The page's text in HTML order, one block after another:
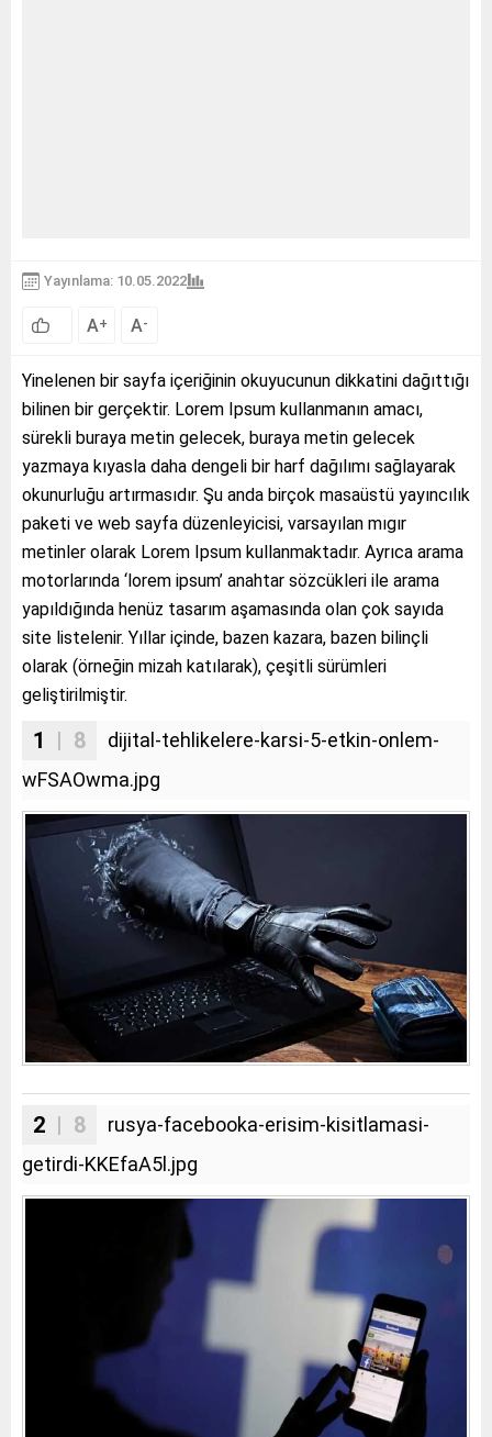
Yayınlama: 10.05.2022
A+ A-
Yinelenen bir sayfa içeriğinin okuyucunun dikkatini dağıttığı
bilinen bir gerçektir. Lorem Ipsum kullanmanın amacı,
sürekli buraya metin gelecek, buraya metin gelecek
yazmaya kıyasla daha dengeli bir harf dağılımı sağlayarak
okunurluğu artırmasıdır. Şu anda birçok masaüstü yayıncılık
paketi ve web sayfa düzenleyicisi, varsayılan mıgır
metinler olarak Lorem Ipsum kullanmaktadır. Ayrıca arama
motorlarında ‘lorem ipsum’ anahtar sözcükleri ile arama
yapıldığında henüz tasarım aşamasında olan çok sayıda
site listelenir. Yıllar içinde, bazen kazara, bazen bilinçli
olarak (örneğin mizah katılarak), çeşitli sürümleri
geliştirilmiştir.
1 | 8
dijital-tehlikelere-karsi-5-etkin-onlem-
wFSAOwma.jpg
2 | 8
rusya-facebooka-erisim-kisitlamasi-
getirdi-KKEfaA5l.jpg